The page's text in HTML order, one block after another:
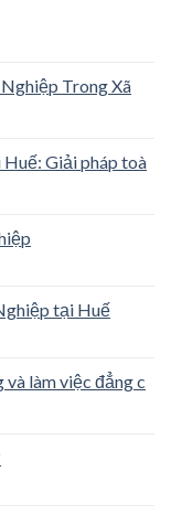
Trong Xã
Huế: Giải pháp toà
tại Huế
làm việc đẳng c